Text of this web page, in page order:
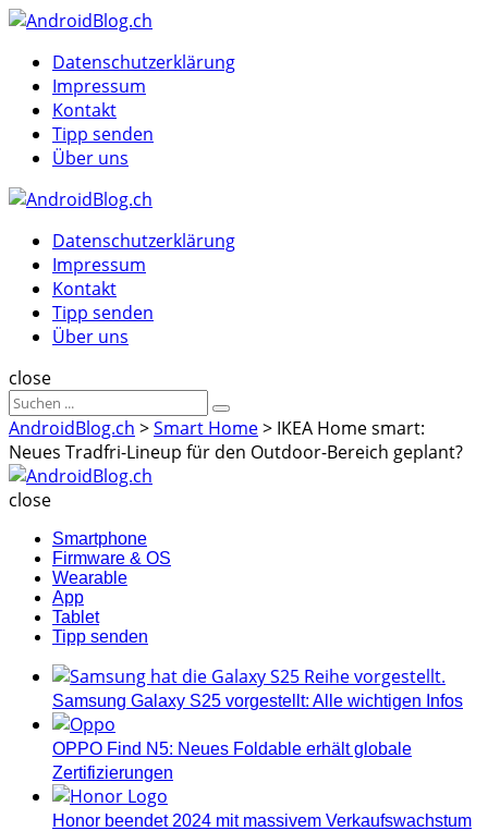
Menu
MenuDatenschutzerklärung
Impressum
Kontakt
Tipp senden
Über uns
Datenschutzerklärung
Impressum
Kontakt
Tipp senden
Über uns
Suche
close
Sucheergebnisse
für
Suche
AndroidBlog.ch >Smart Home> IKEA Home smart:
Neues Tradfri-Lineup für den Outdoor-Bereich geplant?
close
Smartphone
Firmware & OS
Wearable
App
Tablet
Tipp senden
Samsung Galaxy S25 vorgestellt: Alle wichtigen Infos
OPPO Find N5: Neues Foldable erhält globale
Zertifizierungen
Honor beendet 2024 mit massivem Verkaufswachstum